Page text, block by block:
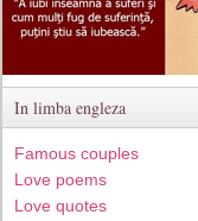
In limba engleza
Famous couples
Love poems
Love quotes